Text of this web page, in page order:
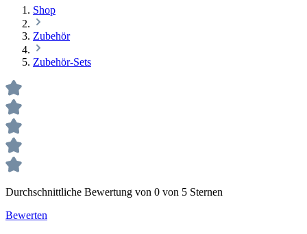
Shop
Zubehör
Zubehör-Sets
Durchschnittliche Bewertung von 0 von 5 Sternen
Bewerten